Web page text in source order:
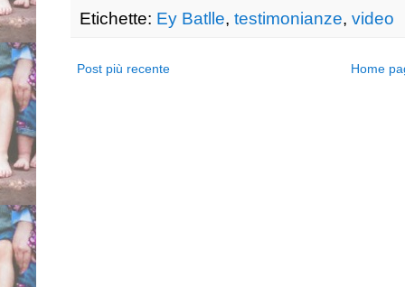
Etichette: Ey Batlle, testimonianze, video
Post più recente Home